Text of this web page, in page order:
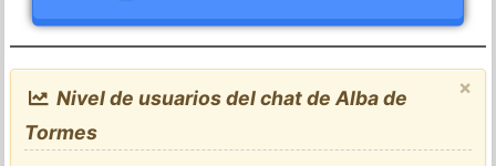
×
Nivel de usuarios del chat de Alba de
Tormes